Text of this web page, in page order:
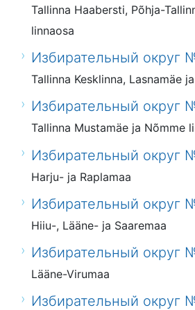
Tallinna Haabersti, Põhja-
linnaosa
Избирательный округ
Tallinna Kesklinna, Lasnamäe
Избирательный округ
Tallinna Mustamäe ja Nõmme
Избирательный округ
Harju- ja Raplamaa
Избирательный округ
Hiiu-, Lääne- ja Saaremaa
Избирательный округ
Lääne-Virumaa
Избирательный округ